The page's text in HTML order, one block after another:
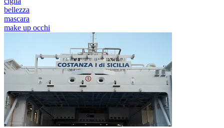
bellezza
mascara
make up occhi